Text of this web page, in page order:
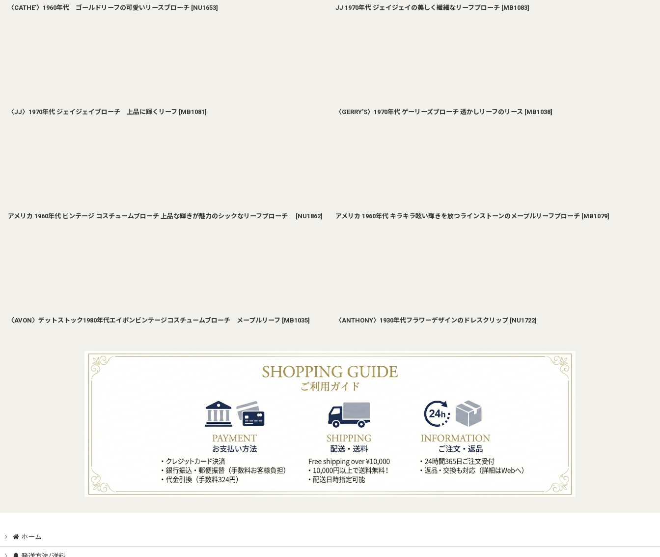
〈CATHE'〉1960年代 ゴールドリーフの可愛いリースブローチ [NU1653] JJ 1970年代 ジェイジェイの美しく繊細なリーフブローチ [MB1083]
〈JJ〉1970年代 ジェイジェイブローチ 上品に輝くリーフ [MB1081] 〈GERRY'S〉1970年代 ゲーリーズブローチ 透かしリーフのリース [MB1038]
アメリカ 1960年代 ビンテージ コスチュームブローチ 上品な輝きが魅力のシックなリーフブローチ [NU1862] アメリカ 1960年代 キラキラ眩い輝きを放つラインストーンのメープルリーフブローチ [MB1079]
〈AVON〉デットストック1980年代エイボンビンテージコスチュームブローチ メープルリーフ [MB1035] 〈ANTHONY〉1930年代フラワーデザインのドレスクリップ [NU1722]
ホーム